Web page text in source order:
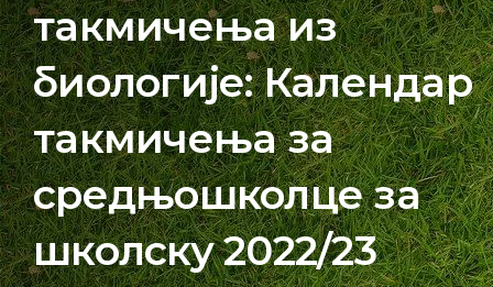
такмичења из
биологије: Календар
такмичења за
средњошколце за
школску 2022/23